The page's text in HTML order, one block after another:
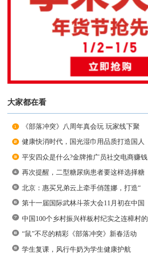
大家都在看
《部落冲突》八周年真会玩 玩家线下聚
健康快消时代，国光湿巾用品质打造国人
平安四众是什么?金牌推广员社交电商赚钱
再次提醒，二型糖尿病患者要这样选择糖
北京：惠买兄弟云上牵手俏莲娜，打造“
第十一届国际武林斗茶大会11月初在中国
中国100个乡村振兴样板村纪实之连樟村的
“鼠”不尽的精彩《部落冲突》新春活动
学生复课，风行牛奶为学生健康护航